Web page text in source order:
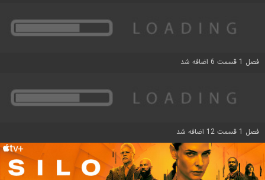
فصل 1 قسمت 6 اضافه شد
فصل 1 قسمت 12 اضافه شد